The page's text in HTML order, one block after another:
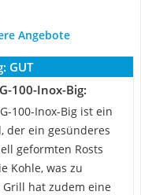
Angebote
GUT
100-Inox-Big:
100-Inox-Big ist ein
der ein gesünderes
geformten Rosts
Kohle, was zu
hat zudem eine